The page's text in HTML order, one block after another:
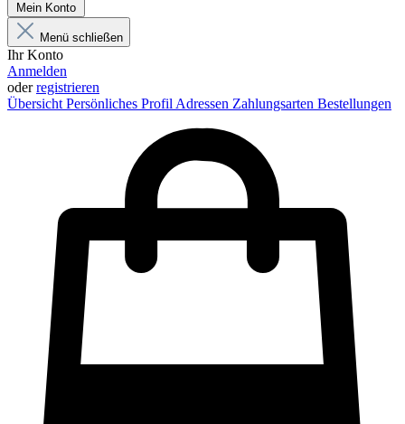
Mein Konto
Menü schließen
Ihr Konto
Anmelden
oderregistrieren
Übersicht Persönliches Profil Adressen Zahlungsarten Bestellungen